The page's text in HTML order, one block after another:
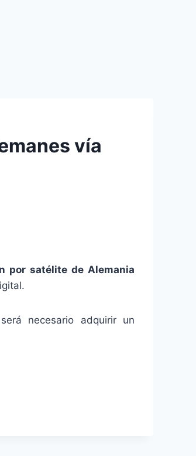
vía
por satélite de Alemania
necesario adquirir un